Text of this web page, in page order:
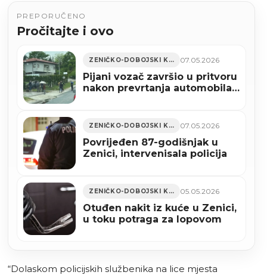
PREPORUČENO
Pročitajte i ovo
ZENIČKO-DOBOJSKI KANTON 07.05.2026
Pijani vozač završio u pritvoru
nakon prevrtanja automobila
ZENIČKO-DOBOJSKI KANTON 07.05.2026
Povrijeđen 87-godišnjak u
Zenici, intervenisala policija
ZENIČKO-DOBOJSKI KANTON 05.05.2026
Otuđen nakit iz kuće u Zenici,
u toku potraga za lopovom
“Dolaskom policijskih službenika na lice mjesta